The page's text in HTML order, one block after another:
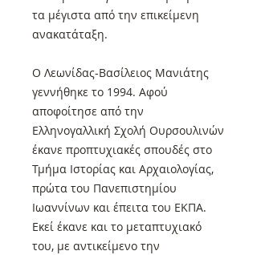
τα μέγιστα από την επικείμενη
ανακατάταξη.
Ο Λεωνίδας-Βασίλειος Μανιάτης
γεννήθηκε το 1994. Αφού
αποφοίτησε από την
Ελληνογαλλική Σχολή Ουρσουλινών
έκανε προπτυχιακές σπουδές στο
Τμήμα Ιστορίας και Αρχαιολογίας,
πρώτα του Πανεπιστημίου
Ιωαννίνων και έπειτα του ΕΚΠΑ.
Εκεί έκανε και το μεταπτυχιακό
του, με αντικείμενο την